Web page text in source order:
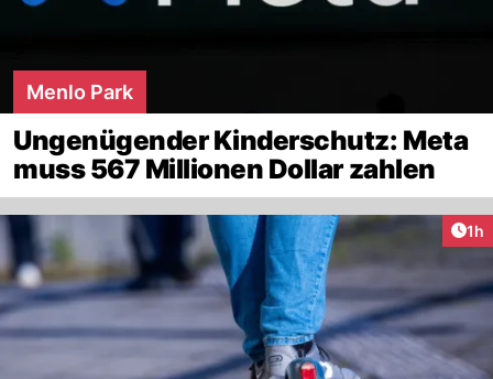
Menlo Park
Ungenügender Kinderschutz: Meta
muss 567 Millionen Dollar zahlen
1h